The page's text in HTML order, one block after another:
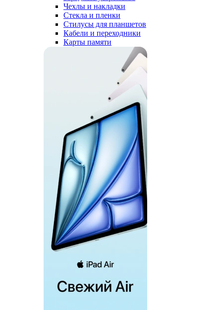
Чехлы и накладки
Стекла и пленки
Стилусы для планшетов
Кабели и переходники
Карты памяти